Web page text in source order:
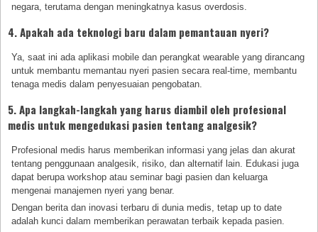
negara, terutama dengan meningkatnya kasus overdosis.
4. Apakah ada teknologi baru dalam pemantauan nyeri?
Ya, saat ini ada aplikasi mobile dan perangkat wearable yang dirancang
untuk membantu memantau nyeri pasien secara real-time, membantu
tenaga medis dalam penyesuaian pengobatan.
5. Apa langkah-langkah yang harus diambil oleh profesional
medis untuk mengedukasi pasien tentang analgesik?
Profesional medis harus memberikan informasi yang jelas dan akurat
tentang penggunaan analgesik, risiko, dan alternatif lain. Edukasi juga
dapat berupa workshop atau seminar bagi pasien dan keluarga
mengenai manajemen nyeri yang benar.
Dengan berita dan inovasi terbaru di dunia medis, tetap up to date
adalah kunci dalam memberikan perawatan terbaik kepada pasien.